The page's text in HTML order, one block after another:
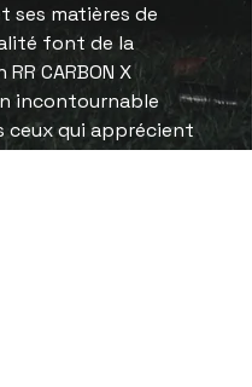
ses matières de
font de la
CARBON X
incontournable
ceux qui apprécient